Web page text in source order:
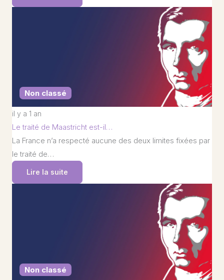
Non classé
il y a 1 an
Le traité de Maastricht est-il…
La France n’a respecté aucune des deux limites fixées par
le traité de…
Lire la suite
Non classé